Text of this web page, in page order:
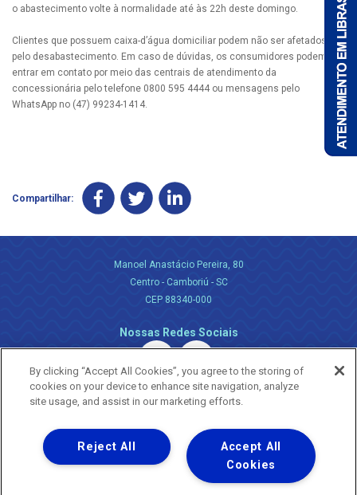
o abastecimento volte à normalidade até às 22h deste domingo.
Clientes que possuem caixa-d’água domiciliar podem não ser afetados
pelo desabastecimento. Em caso de dúvidas, os consumidores podem
entrar em contato por meio das centrais de atendimento da
concessionária pelo telefone 0800 595 4444 ou mensagens pelo
WhatsApp no (47) 99234-1414.
Compartilhar:
Manoel Anastácio Pereira, 80
Centro - Camboriú - SC
CEP 88340-000
Nossas Redes Sociais
Uma empresa
Copyright ® 2026 - Todos os Direitos Reservados.
Nossa natureza movimenta a vida
By clicking “Accept All Cookies”, you agree to the storing of
cookies on your device to enhance site navigation, analyze
site usage, and assist in our marketing efforts.
Accept All
Cookies
Reject All